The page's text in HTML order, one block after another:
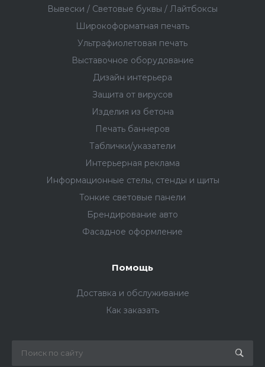
Вывески / Световые буквы / Лайтбоксы
Широкоформатная печать
Ультрафиолетовая печать
Выставочное оборудование
Дизайн интерьера
Защита от вирусов
Изделия из бетона
Печать баннеров
Таблички/указатели
Интерьерная реклама
Информационные стелы, стенды и щиты
Тонкие световые панели
Брендирование авто
Фасадное оформление
Помощь
Доставка и обслуживание
Как заказать